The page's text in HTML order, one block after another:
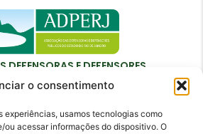
o consentimento
experiências, usamos tecnologias como
ou acessar informações do dispositivo. O
E DEFENSORES
DO RIO DE JANEIRO